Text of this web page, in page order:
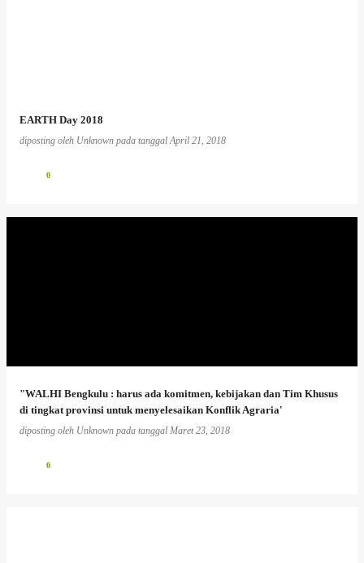
EARTH Day 2018
diposting oleh Unknown pada tanggalApril 21, 2018
0
"WALHI Bengkulu : harus ada komitmen, kebijakan dan Tim Khusus
di tingkat provinsi untuk menyelesaikan Konflik Agraria'
diposting oleh Unknown pada tanggal Maret 23, 2018
0